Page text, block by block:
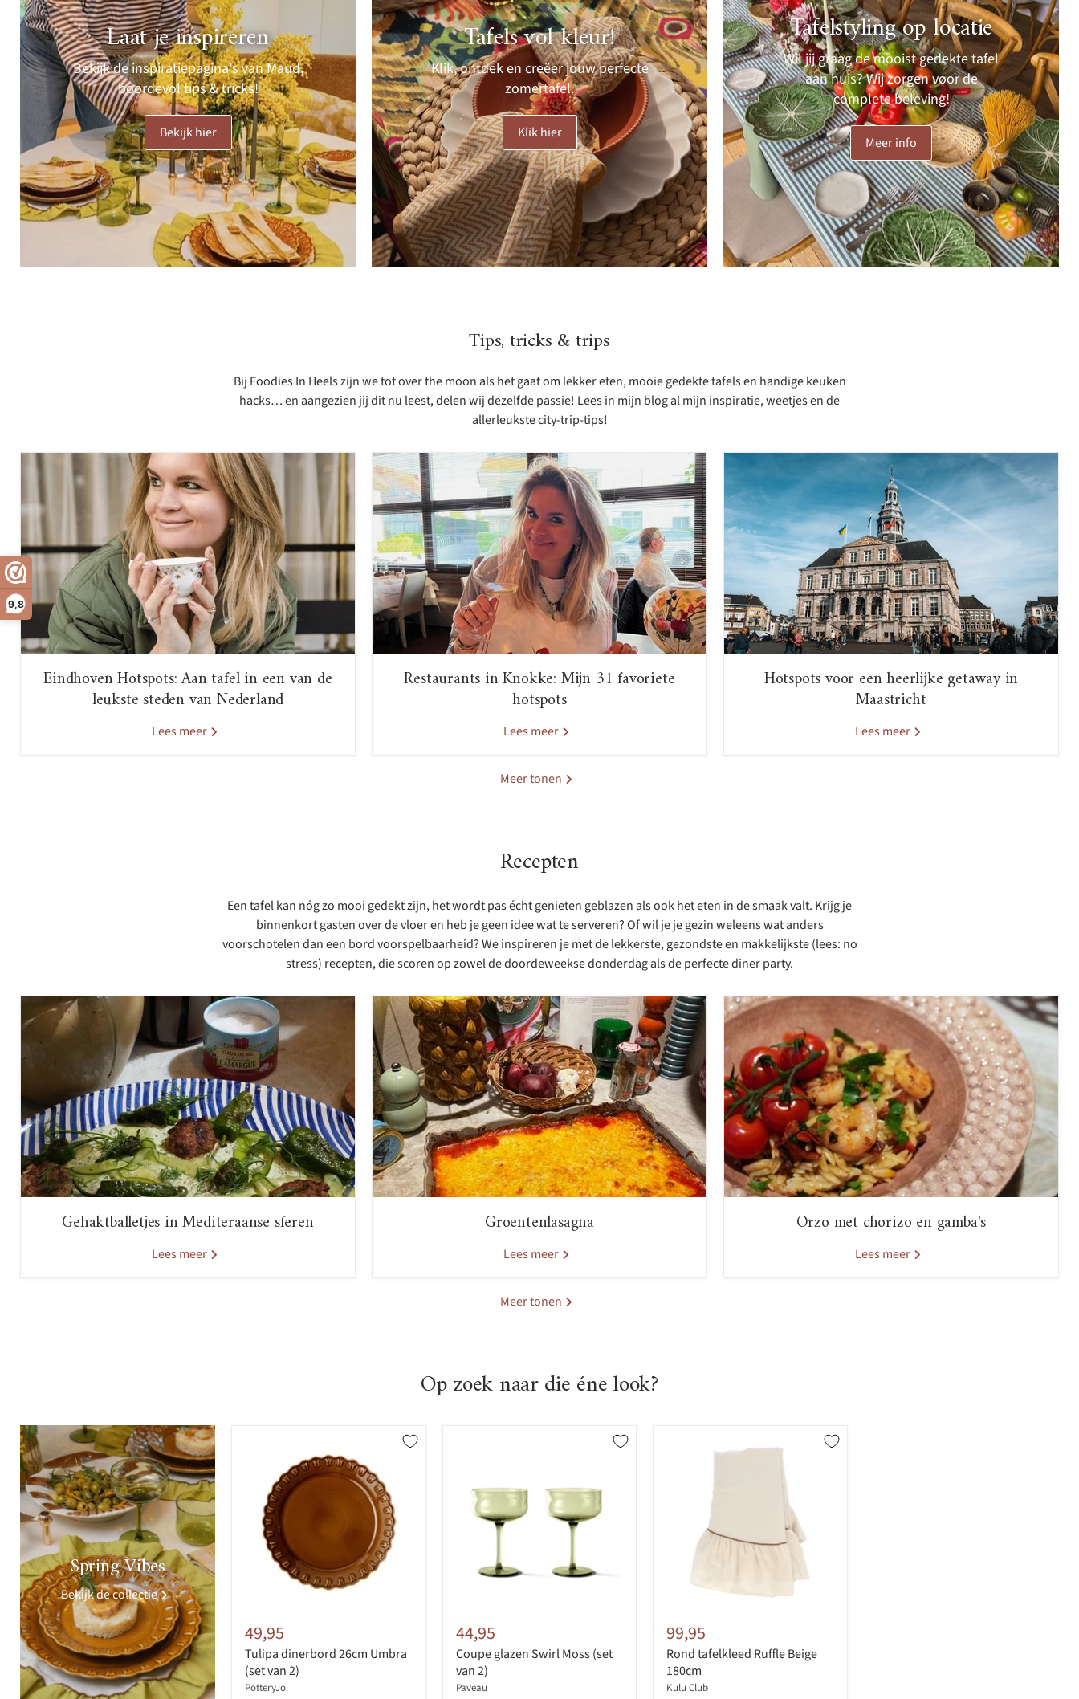
9,8
Laat je inspireren
Bekijk de inspiratiepagina's van Maud,
boordevol tips & tricks!
Bekijk hier
Tafels vol kleur!
Klik, ontdek en creëer jouw perfecte
zomertafel.
Klik hier
Tafelstyling op locatie
Wil jij graag de mooist gedekte tafel
aan huis? Wij zorgen voor de
complete beleving!
Meer info
Tips, tricks & trips
Bij Foodies In Heels zijn we tot over the moon als het gaat om lekker eten, mooie gedekte tafels en handige keuken
hacks… en aangezien jij dit nu leest, delen wij dezelfde passie! Lees in mijn blog al mijn inspiratie, weetjes en de
allerleukste city-trip-tips!
Eindhoven Hotspots: Aan tafel in een van de
leukste steden van Nederland
Lees meer
Restaurants in Knokke: Mijn 31 favoriete
hotspots
Lees meer
Hotspots voor een heerlijke getaway in
Maastricht
Lees meer
Meer tonen
Recepten
Een tafel kan nóg zo mooi gedekt zijn, het wordt pas écht genieten geblazen als ook het eten in de smaak valt. Krijg je
binnenkort gasten over de vloer en heb je geen idee wat te serveren? Of wil je je gezin weleens wat anders
voorschotelen dan een bord voorspelbaarheid? We inspireren je met de lekkerste, gezondste en makkelijkste (lees: no
stress) recepten, die scoren op zowel de doordeweekse donderdag als de perfecte diner party.
Gehaktballetjes in Mediteraanse sferen
Lees meer
Groentenlasagna
Lees meer
Orzo met chorizo en gamba's
Lees meer
Meer tonen
Op zoek naar die éne look?
>
Spring Vibes
Bekijk de collectie
49,95
Tulipa dinerbord 26cm Umbra
(set van 2)
PotteryJo
44,95
Coupe glazen Swirl Moss (set
van 2)
Paveau
99,95
Rond tafelkleed Ruffle Beige
180cm
Kulu Club